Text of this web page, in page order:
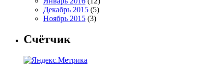
Декабрь 2015 (5)
Ноябрь 2015 (3)
Счётчик